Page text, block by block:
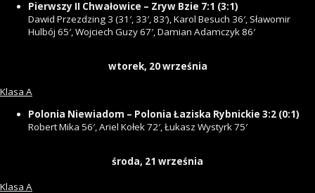
Pierwszy II Chwałowice – Zryw Bzie 7:1 (3:1)
Dawid Przezdzing 3 (31′, 33′, 83′), Karol Besuch 36′, Sławomir
Hulbój 65′, Wojciech Guzy 67′, Damian Adamczyk 86′
wtorek, 20 września
Klasa A
Polonia Niewiadom – Polonia Łaziska Rybnickie 3:2 (0:1)
Robert Mika 56′, Ariel Kołek 72′, Łukasz Wystyrk 75′
środa, 21 września
Klasa A